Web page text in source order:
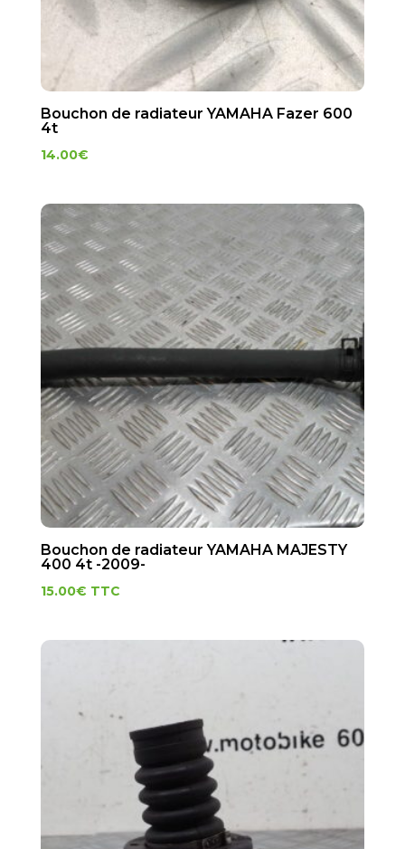
Bouchon de radiateur YAMAHA Fazer 600
4t
14.00€
Bouchon de radiateur YAMAHA MAJESTY
400 4t -2009-
15.00€ TTC